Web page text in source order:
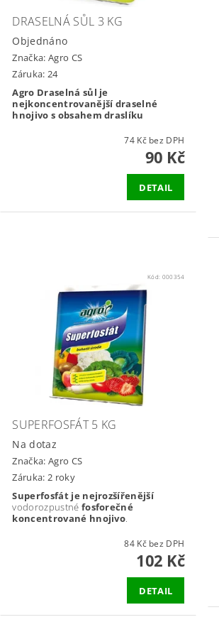
DRASELNÁ SŮL 3 KG
Objednáno
Značka: Agro CS
Záruka: 24
Agro Draselná sůl je
nejkoncentrovanější draselné
hnojivo s obsahem draslíku
74 Kč bez DPH
90 Kč
DETAIL
Kód: 000354
SUPERFOSFÁT 5 KG
Na dotaz
Značka: Agro CS
Záruka: 2 roky
Superfosfát je nejrozšířenější
vodorozpustné fosforečné
koncentrované hnojivo.
84 Kč bez DPH
102 Kč
DETAIL